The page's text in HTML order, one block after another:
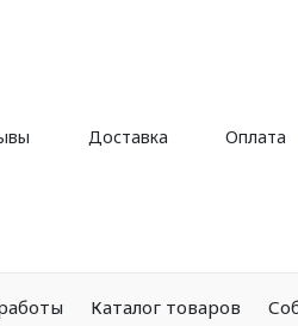
Доставка Оплата
Каталог товаров